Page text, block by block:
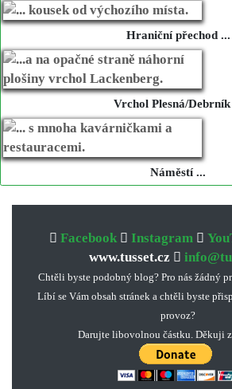
Hraniční přechod ...
Vrchol Plesná/Debrník
Náměstí ...
Facebook Instagram
www.tusset.cz
Chtěli byste podobný blog? Pro nás žádný
Líbí se Vám obsah stránek a chtěli byste
provoz?
Darujte libovolnou částku. Děkuji